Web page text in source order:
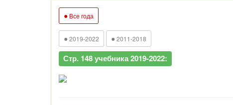
● Все года
● 2019-2022 ● 2011-2018
Стр. 148 учебника 2019-2022: